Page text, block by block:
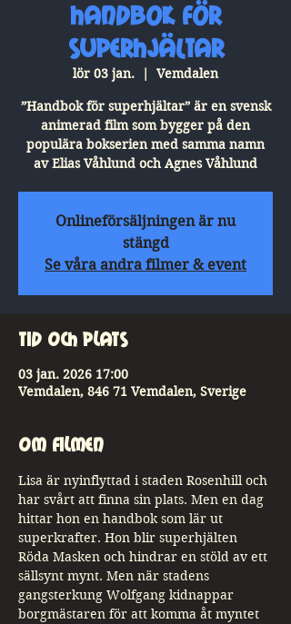
Handbok för
superhjältar
lör 03 jan.
  |
Vemdalen
”Handbok för superhjältar” är en svensk
animerad film som bygger på den
populära bokserien med samma namn
av Elias Våhlund och Agnes Våhlund
Onlineförsäljningen är nu
stängd
Se våra andra filmer & event
Tid och plats
03 jan. 2026 17:00
Vemdalen, 846 71 Vemdalen, Sverige
Om Filmen
Lisa är nyinflyttad i staden Rosenhill och
har svårt att finna sin plats. Men en dag
hittar hon en handbok som lär ut
superkrafter. Hon blir superhjälten
Röda Masken och hindrar en stöld av ett
sällsynt mynt. Men när stadens
gangsterkung Wolfgang kidnappar
borgmästaren för att komma åt myntet